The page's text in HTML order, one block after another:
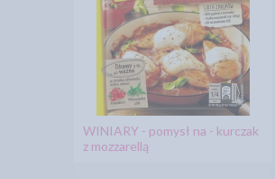
WINIARY - pomysł na - kurczak
z mozzarellą